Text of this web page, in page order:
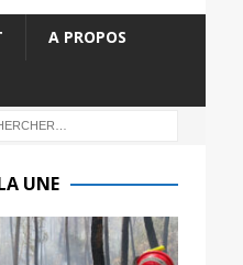
A PROPOS
UNE